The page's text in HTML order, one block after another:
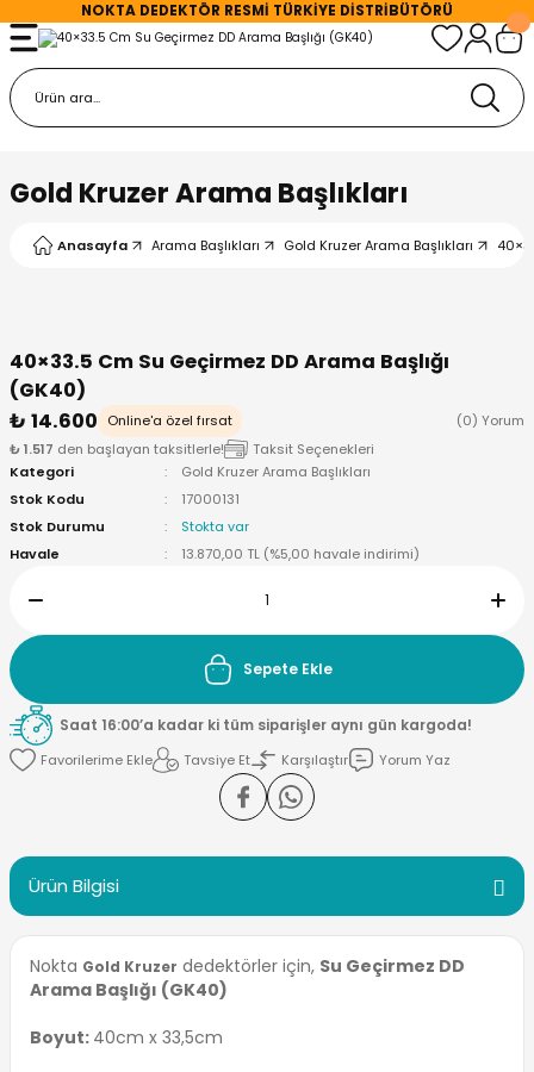
NOKTA DEDEKTÖR RESMİ TÜRKİYE DİSTRİBÜTÖRÜ
Gold Kruzer Arama Başlıkları
Anasayfa Arama Başlıkları Gold Kruzer Arama Başlıkları
40×33.5 Cm Su Geçirmez DD Arama Başlığı
(GK40)
₺ 14.600
Online'a özel fırsat
(0) Yorum
₺ 1.517 den başlayan taksitlerle!
Taksit Seçenekleri
Kategori
Gold Kruzer Arama Başlıkları
Stok Kodu
17000131
Stok Durumu
Stokta var
Havale
13.870,00 TL (%5,00 havale indirimi)
Sepete Ekle
Saat 16:00’a kadar ki tüm siparişler aynı gün kargoda!
Tavsiye Et
Karşılaştır Yorum Yaz
Ürün Bilgisi
Nokta Gold Kruzer dedektörler için, Su Geçirmez DD
Arama Başlığı (GK40)
Boyut: 40cm x 33,5cm
Geri Dön
Geri Dön
Başlıkları
Başlıkları
Başlıkları
Başlıkları
Başlıkları
Başlıkları
Geri Dön